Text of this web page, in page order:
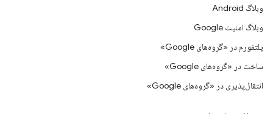
وبلاگ Android
وبلاگ امنیت Google
پلتفورم در «گروه‌های Google»
ساخت در «گروه‌های Google»
انتقال‌پذیری در «گروه‌های Google»